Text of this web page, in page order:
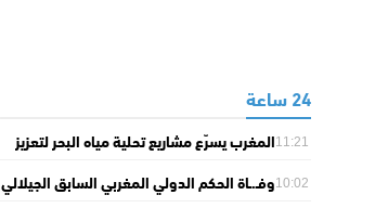
24 ساعة
11:21المغرب يسرّع مشاريع تحلية مياه البحر لتعزيز
10:02وفـ.ـاة الحكم الدولي المغربي السابق الجيلالي